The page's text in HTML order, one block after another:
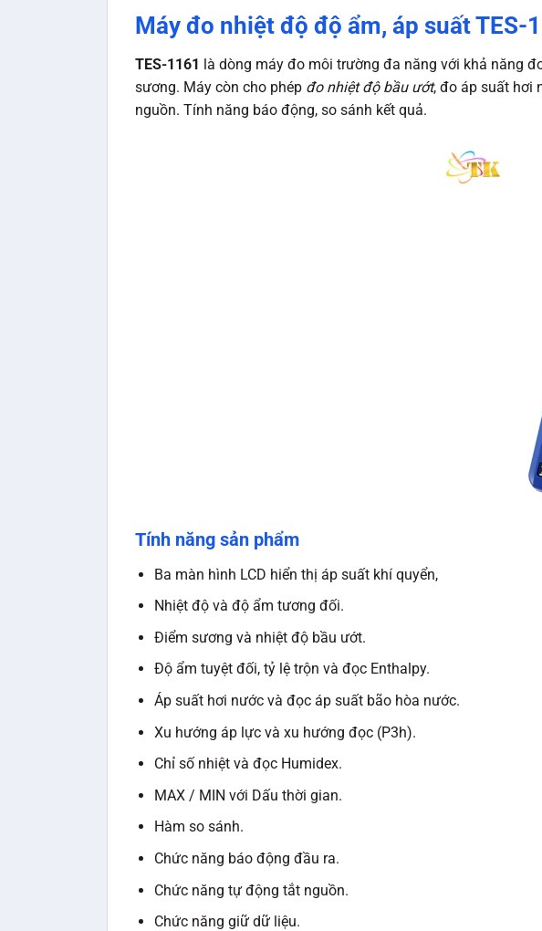
Máy đo nhiệt độ độ ẩm, áp suất
TES-1161 là dòng máy đo môi trường đa năng với khả năng
sương. Máy còn cho phép đo nhiệt độ bầu ướt, đo áp suất hơi
nguồn. Tính năng báo động, so sánh kết quả.
Tính năng sản phẩm
Ba màn hình LCD hiển thị áp suất khí quyển,
Nhiệt độ và độ ẩm tương đối.
Điểm sương và nhiệt độ bầu ướt.
Độ ẩm tuyệt đối, tỷ lệ trộn và đọc Enthalpy.
Áp suất hơi nước và đọc áp suất bão hòa nước.
Xu hướng áp lực và xu hướng đọc (P3h).
Chỉ số nhiệt và đọc Humidex.
MAX / MIN với Dấu thời gian.
Hàm so sánh.
Chức năng báo động đầu ra.
Chức năng tự động tắt nguồn.
Chức năng giữ dữ liệu.